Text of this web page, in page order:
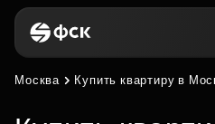
Москва Купить квартиру в